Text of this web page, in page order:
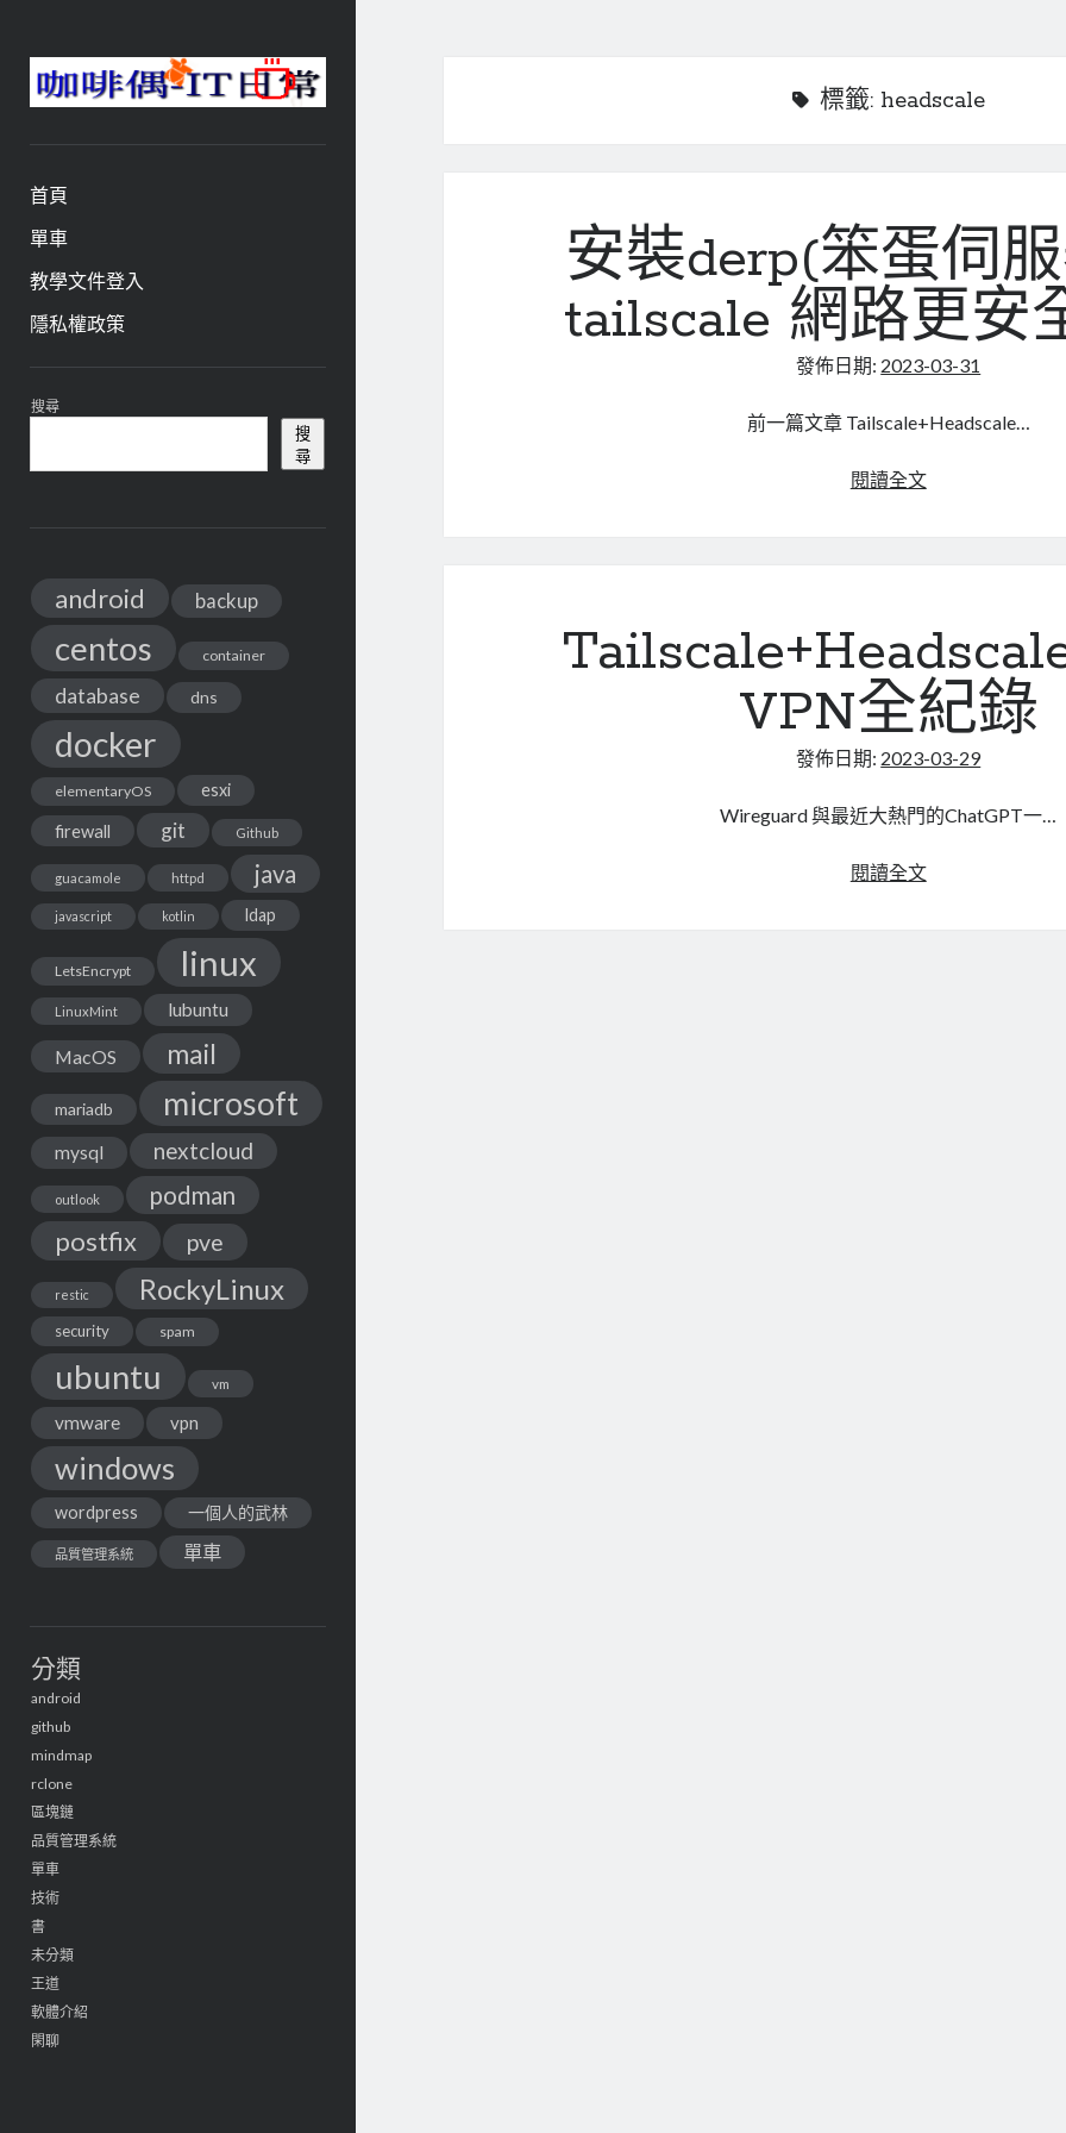
咖
啡
與
IT
日
常
首頁
單車
教學文件登入
隱私權政策
資
訊
欄
搜尋
搜
尋
android backup
centos container
database dns
docker
elementaryOS esxi
firewall git Github
guacamole httpd java
javascript kotlin ldap
LetsEncrypt linux
LinuxMint lubuntu
MacOS mail
mariadb microsoft
mysql nextcloud
outlook podman
postfix pve
restic RockyLinux
security spam
ubuntu vm
vmware vpn
windows
wordpress 一個人的武林
品質管理系統 單車
分類
android
github
mindmap
rclone
區塊鏈
品質管理系統
單車
技術
書
未分類
王道
軟體介紹
閑聊
標籤: headscale
安裝derp(笨蛋伺
tailscale 網路更安
發佈日期: 2023-03-31
前一篇文章 Tailscale+Headscale…
閱讀全文安
器),
讓
tailscale
網
路
安
順
VPN全紀錄
發佈日期: 2023-03-29
Wireguard 與最近大熱門的ChatGPT一…
閱讀全文